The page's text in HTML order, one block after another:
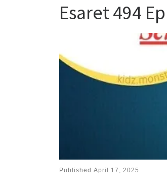
Esaret 494
Published April 17, 2025